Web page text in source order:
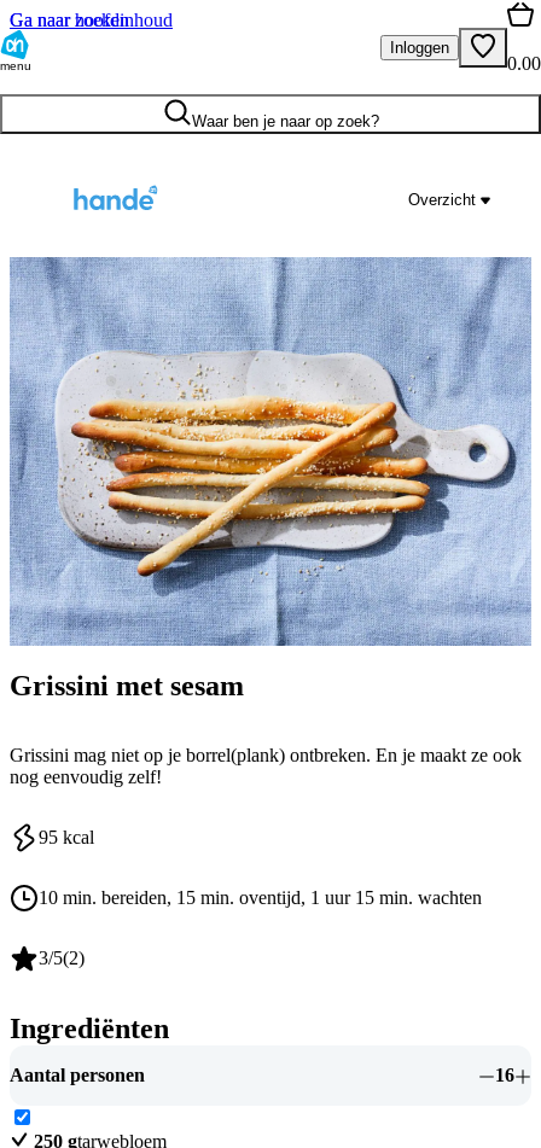
Ga naar hoofdinhoud
Ga naar zoeken
menu
Inloggen
0.00
Waar ben je naar op zoek?
Overzicht
Grissini met sesam
Grissini mag niet op je borrel(plank) ontbreken. En je maakt ze ook
nog eenvoudig zelf!
95 kcal
10 min. bereiden, 15 min. oventijd, 1 uur 15 min. wachten
3/5(2)
Ingrediënten
Aantal personen 16
250 gtarwebloem